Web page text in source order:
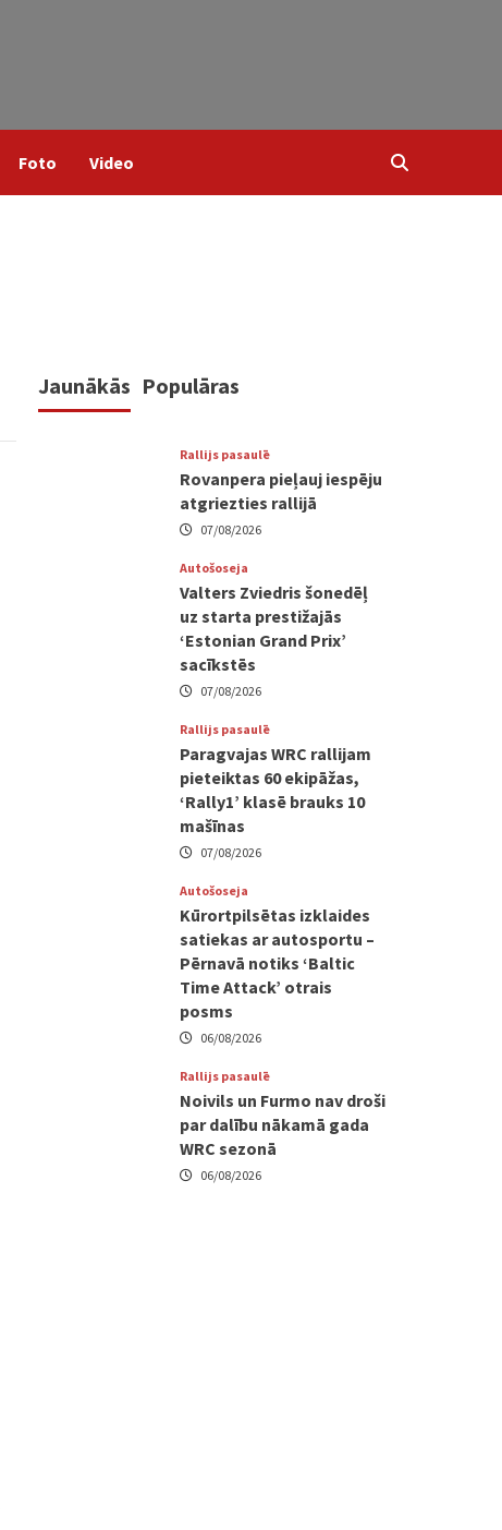
Foto Video
Jaunākās Populāras
Rallijs pasaulē
Rovanpera pieļauj iespēju
atgriezties rallijā
07/08/2026
Autošoseja
Valters Zviedris šonedēļ
uz starta prestižajās
‘Estonian Grand Prix’
sacīkstēs
07/08/2026
Rallijs pasaulē
Paragvajas WRC rallijam
pieteiktas 60 ekipāžas,
‘Rally1’ klasē brauks 10
mašīnas
07/08/2026
Autošoseja
Kūrortpilsētas izklaides
satiekas ar autosportu –
Pērnavā notiks ‘Baltic
Time Attack’ otrais
posms
06/08/2026
Rallijs pasaulē
Noivils un Furmo nav droši
par dalību nākamā gada
WRC sezonā
06/08/2026